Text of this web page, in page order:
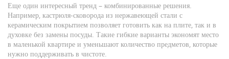
Еще один интересный тренд – комбинированные решения.
Например, кастрюля‑сковорода из нержавеющей стали с
керамическим покрытием позволяет готовить как на плите, так и в
духовке без замены посуды. Такие гибкие варианты экономят место
в маленькой квартире и уменьшают количество предметов, которые
нужно поддерживать в чистоте.